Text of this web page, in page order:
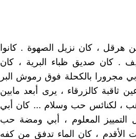
، كان نزيل الصهوة . كانوا
. كان صديق ظباء البرية ، كان
مجرورا بالكحلة فوق رموش البر
كالزرقاء ، يرى أبعد مابين
، لكنائس حب وسلام ... كان أبي
التمييز المعلوم ، أبي ومضة حب
الأقدم ، كان الماء تدفق من كفه